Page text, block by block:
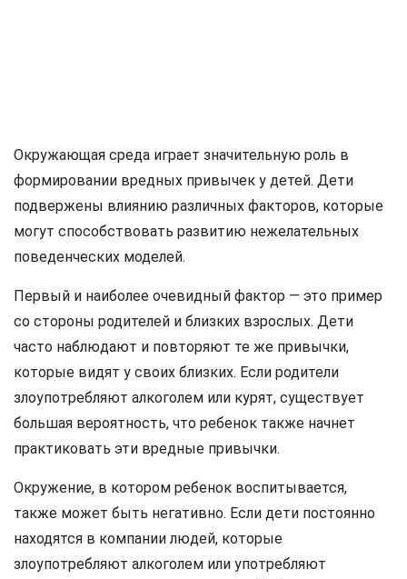
Окружающая среда играет значительную роль в
формировании вредных привычек у детей. Дети
подвержены влиянию различных факторов, которые
могут способствовать развитию нежелательных
поведенческих моделей.
Первый и наиболее очевидный фактор — это пример
со стороны родителей и близких взрослых. Дети
часто наблюдают и повторяют те же привычки,
которые видят у своих близких. Если родители
злоупотребляют алкоголем или курят, существует
большая вероятность, что ребенок также начнет
практиковать эти вредные привычки.
Окружение, в котором ребенок воспитывается,
также может быть негативно. Если дети постоянно
находятся в компании людей, которые
злоупотребляют алкоголем или употребляют